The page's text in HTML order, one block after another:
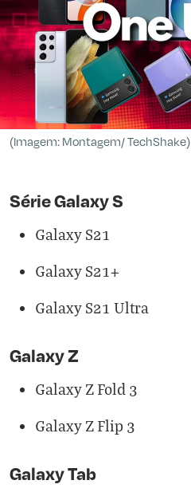
(Imagem: Montagem/ TechShake)
Série Galaxy S
Galaxy S21
Galaxy S21+
Galaxy S21 Ultra
Galaxy Z
Galaxy Z Fold 3
Galaxy Z Flip 3
Galaxy Tab